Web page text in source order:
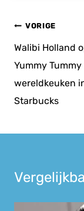
Bericht
navigatie
VORIGE
Walibi Holland
Yummy Tummy
wereldkeuken
Starbucks